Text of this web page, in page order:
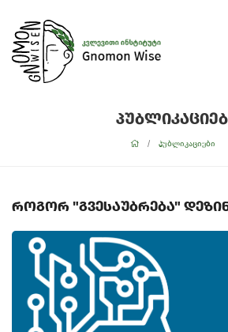
პუბლიკაციები
როგორ "გვესაუბრება"